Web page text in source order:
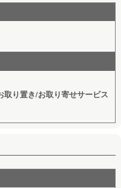
り置き/お取り寄せサービス